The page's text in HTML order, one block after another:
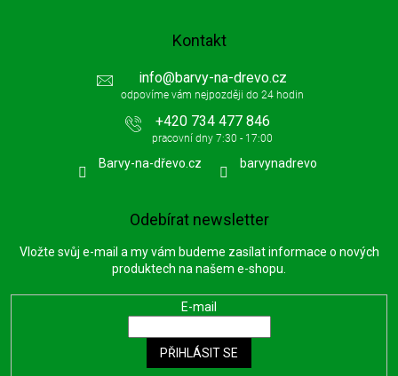
Kontakt
info@barvy-na-drevo.cz
+420 734 477 846
Barvy-na-dřevo.cz barvynadrevo
Odebírat newsletter
Vložte svůj e-mail a my vám budeme zasílat informace o nových
produktech na našem e-shopu.
E-mail
PŘIHLÁSIT SE